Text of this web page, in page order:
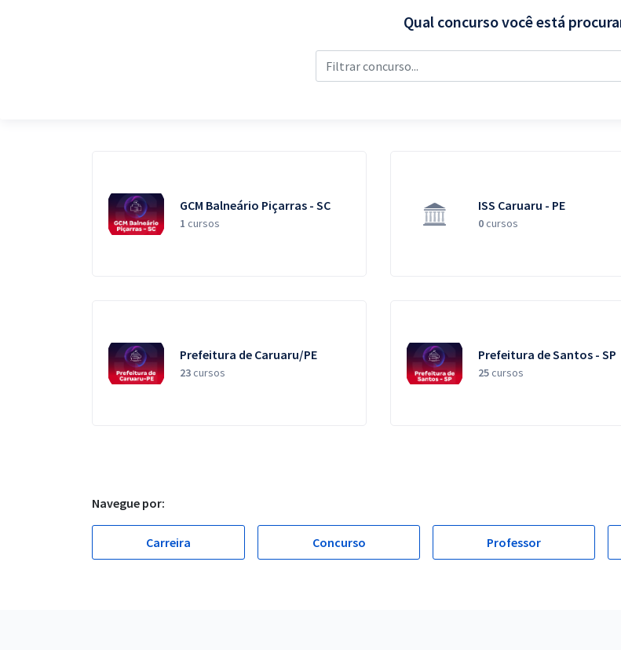
Conteúdo gratuito
Qual concurso você está
GCM Balneário Piçarras - SC
1 cursos
ISS Caruaru - PE
0cursos
Prefeitura de Caruaru/PE
23cursos
Prefeitura de Santos - SP
25cursos
Navegue por:
Carreira Concurso Professor